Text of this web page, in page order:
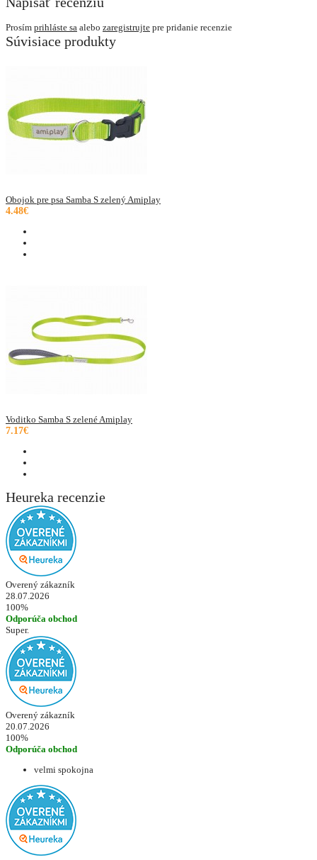
Prosím prihláste sa alebo zaregistrujte pre pridanie recenzie
Súvisiace produkty
Obojok pre psa Samba S zelený Amiplay
4.48€
Voditko Samba S zelené Amiplay
7.17€
Heureka recenzie
Overený zákazník
28.07.2026
100%
Odporúča obchod
Super.
Overený zákazník
20.07.2026
100%
Odporúča obchod
velmi spokojna